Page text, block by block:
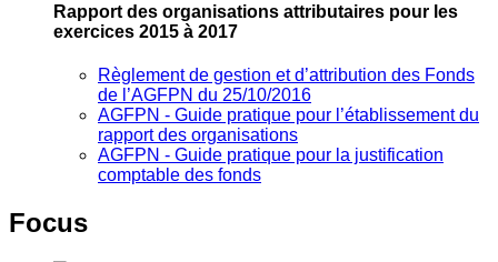
Rapport des organisations attributaires pour les
exercices 2015 à 2017
Règlement de gestion et d’attribution des Fonds
de l’AGFPN du 25/10/2016
AGFPN ‐ Guide pratique pour l’établissement du
rapport des organisations
AGFPN ‐ Guide pratique pour la justification
comptable des fonds
Focus